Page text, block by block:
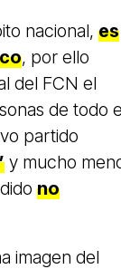
nacional, es
, por ello
del FCN el
de todo
partido
y mucho
no
imagen del